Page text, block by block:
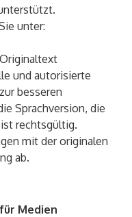
unter:
und autorisierte
besseren
Sprachversion, die
rechtsgültig.
mit der originalen
ab.
Medien